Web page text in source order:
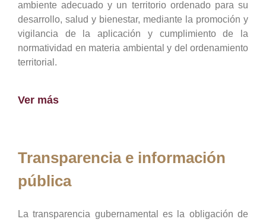
ambiente adecuado y un territorio ordenado para su
desarrollo, salud y bienestar, mediante la promoción y
vigilancia de la aplicación y cumplimiento de la
normatividad en materia ambiental y del ordenamiento
territorial.
Ver más
Transparencia e información
pública
La transparencia gubernamental es la obligación de